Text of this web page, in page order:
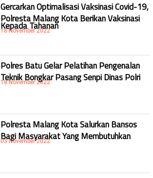
Gercarkan Optimalisasi Vaksinasi Covid-19,
Polresta Malang Kota Berikan Vaksinasi
Kepada Tahanan
18 November 2022
Polres Batu Gelar Pelatihan Pengenalan
Teknik Bongkar Pasang Senpi Dinas Polri
18 November 2022
Polresta Malang Kota Salurkan Bansos
Bagi Masyarakat Yang Membutuhkan
03 November 2022